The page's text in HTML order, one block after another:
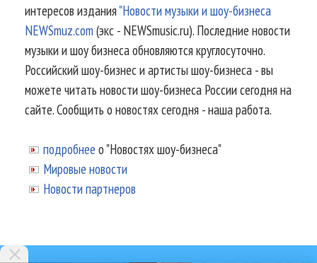
интересов издания"Новости музыки и шоу-бизнеса
NEWSmuz.com(экс - NEWSmusic.ru). Последние новости
музыки и шоу бизнеса обновляются круглосуточно.
Российский шоу-бизнес и артисты шоу-бизнеса - вы
можете читать новости шоу-бизнеса России сегодня на
сайте. Сообщить о новостях сегодня - наша работа.
подробнее о "Новостях шоу-бизнеса"
Мировые новости
Новости партнеров